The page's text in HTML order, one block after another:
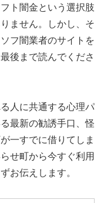
ト闇金という選択肢
ません。しかし、そ
フ闇業者のサイトを
後まで読んでくださ
人に共通する心理パ
最新の勧誘手口、怪
一すでに借りてしま
せ町から今すぐ利用
お伝えします。